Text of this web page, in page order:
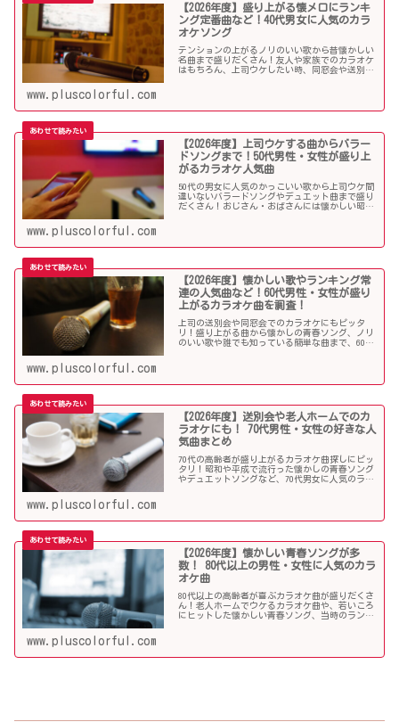
【2026年度】盛り上がる懐メロにランキ
ング定番曲など！40代男女に人気のカラ
オケソング
テンションの上がるノリのいい歌から昔懐かしい
名曲まで盛りだくさん！友人や家族でのカラオケ
はもちろん、上司ウケしたい時、同窓会や送別会
www.pluscolorful.com
【2026年度】上司ウケする曲からバラー
ドソングまで！50代男性・女性が盛り上
がるカラオケ人気曲
50代の男女に人気のかっこいい歌から上司ウケ間
違いないバラードソングやデュエット曲まで盛り
だくさん！おじさん・おばさんには懐かしい昭和
www.pluscolorful.com
【2026年度】懐かしい歌やランキング常
連の人気曲など！60代男性・女性が盛り
上がるカラオケ曲を調査！
上司の送別会や同窓会でのカラオケにもピッタ
リ！盛り上がる曲から懐かしの青春ソング、ノリ
のいい歌や誰でも知っている簡単な曲まで、60代
www.pluscolorful.com
【2026年度】送別会や老人ホームでのカ
ラオケにも！ 70代男性・女性の好きな人
気曲まとめ
70代の高齢者が盛り上がるカラオケ曲探しにピッ
タリ！昭和や平成で流行った懐かしの青春ソング
やデュエットソングなど、70代男女に人気のラン
www.pluscolorful.com
【2026年度】懐かしい青春ソングが多
数！ 80代以上の男性・女性に人気のカラ
オケ曲
80代以上の高齢者が喜ぶカラオケ曲が盛りだくさ
ん！老人ホームでウケるカラオケ曲や、若いころ
にヒットした懐かしい青春ソング、当時のランキ
www.pluscolorful.com